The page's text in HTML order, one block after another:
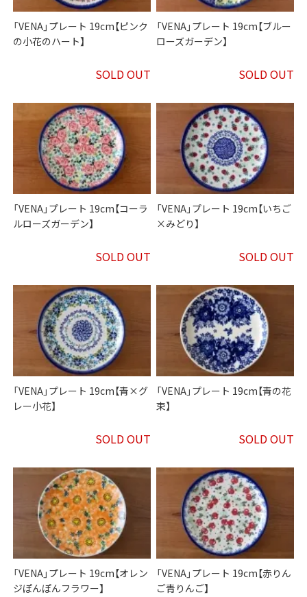
「VENA」プレート 19cm【ピンク
の小花のハート】
SOLD OUT
「VENA」プレート 19cm【ブルー
ローズガーデン】
SOLD OUT
「VENA」プレート 19cm【コーラ
ルローズガーデン】
SOLD OUT
「VENA」プレート 19cm【いちご
×みどり】
SOLD OUT
「VENA」プレート 19cm【青×グ
レー小花】
SOLD OUT
「VENA」プレート 19cm【青の花
束】
SOLD OUT
「VENA」プレート 19cm【オレン
ジぽんぽんフラワー】
「VENA」プレート 19cm【赤りん
ご青りんご】